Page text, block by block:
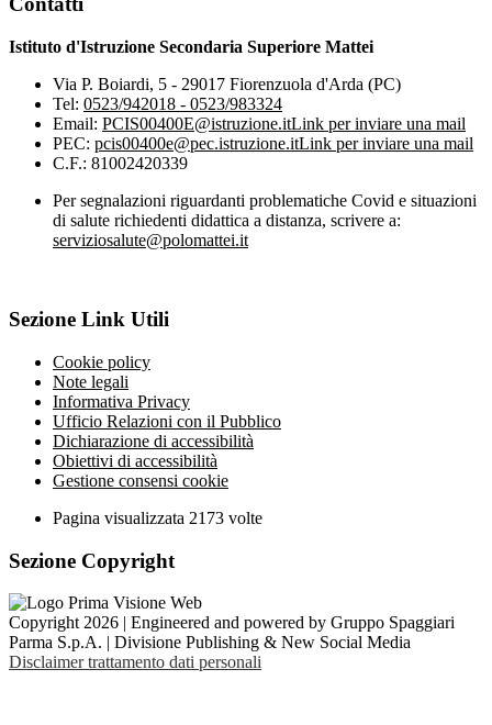
Istituto d'Istruzione Secondaria Superiore Mattei
Via P. Boiardi, 5 - 29017 Fiorenzuola d'Arda (PC)
Tel: 0523/942018 - 0523/983324
Email: PCIS00400E@istruzione.itLink per inviare una mail
PEC: pcis00400e@pec.istruzione.itLink per inviare una mail
C.F.: 81002420339
Per segnalazioni riguardanti problematiche Covid e situazioni
di salute richiedenti didattica a distanza, scrivere a:
serviziosalute@polomattei.it
Sezione Link Utili
Cookie policy
Note legali
Informativa Privacy
Ufficio Relazioni con il Pubblico
Dichiarazione di accessibilità
Obiettivi di accessibilità
Gestione consensi cookie
Pagina visualizzata 2173 volte
Sezione Copyright
Copyright 2026 | Engineered and powered by Gruppo Spaggiari
Parma S.p.A. | Divisione Publishing & New Social Media
Disclaimer trattamento dati personali